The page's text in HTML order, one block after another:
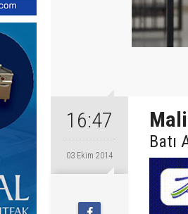
16:47
03 Ekim 2014
Batı